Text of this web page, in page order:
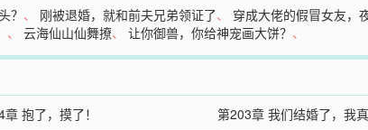
？ 、 刚被退婚，就和前夫兄弟领证了、 穿成大佬的假冒女友，
、云海仙山仙舞撩、让你御兽，你给神宠画大饼？ 、
抱了，摸了！
第203章 我们结婚了，我真